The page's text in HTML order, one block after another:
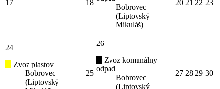
17 18
Bobrovec
(Liptovský
Mikuláš)
20 21 22 23
24
Zvoz plastov
Bobrovec
(Liptovský
25
26
Zvoz komunálny
odpad
Bobrovec
(Liptovský
27 28 29 30